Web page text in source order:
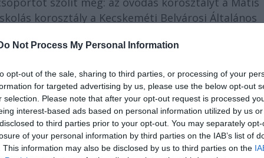
Not Process My Personal Information
opt-out of the sale, sharing to third parties, or processing of your
for targeted advertising by us, please use the below opt-out
selection. Please note that after your opt-out request is processed
interest-based ads based on personal information utilized by us
to third parties prior to your opt-out. You may separately
of your personal information by third parties on the IAB’s list of
This information may also be disclosed by us to third parties on the
korosztály a Kecskeméti Belvárosi Általános
Iskola, a Damjanich János Általános Iskola, a
Általános Iskola, valamint az Orgoványi Általános
Bolyai Gimnázium 10.-11. osztályos tanulói
a gyerekek színházi körülmények között
fel a társulat tagjai segítségével" – mondta
szakkörrel, témanapokkal és témahetekkel,